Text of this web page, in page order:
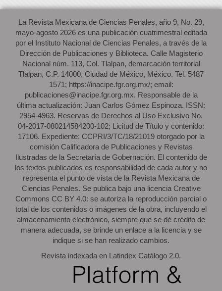
La Revista Mexicana de Ciencias Penales, año 9, No. 29,
mayo-agosto 2026 es una publicación cuatrimestral editada
por el Instituto Nacional de Ciencias Penales, a través de la
Dirección de Publicaciones y Biblioteca. Calle Magisterio
Nacional núm. 113, Col. Tlalpan, demarcación territorial
Tlalpan, C.P. 14000, Ciudad de México, México. Tel. 5487
1571; https://inacipe.fgr.org.mx/; email:
publicaciones@inacipe.fgr.org.mx. Responsable de la
última actualización: Juan Carlos Gómez Espinoza. ISSN:
2954-4963. Reservas de Derechos al Uso Exclusivo No.
04-2017-080214584200-102; Licitud de Título y contenido:
17106. Expediente: CCPRI/3/TC/18/21019 otorgado por la
comisión Calificadora de Publicaciones y Revistas
Ilustradas de la Secretaría de Gobernación. El contenido de
los textos publicados es responsabilidad de cada autor y no
representa el punto de vista de la Revista Mexicana de
Ciencias Penales. Se publica bajo una licencia Creative
Commons CC BY 4.0: se autoriza la reproducción parcial o
total de los contenidos o imágenes de la obra, incluyendo el
almacenamiento electrónico, siempre que se dé crédito de
manera adecuada, se brinde un enlace a la licencia y se
indique si se han realizado cambios.
Revista indexada en Latindex Catálogo 2.0.